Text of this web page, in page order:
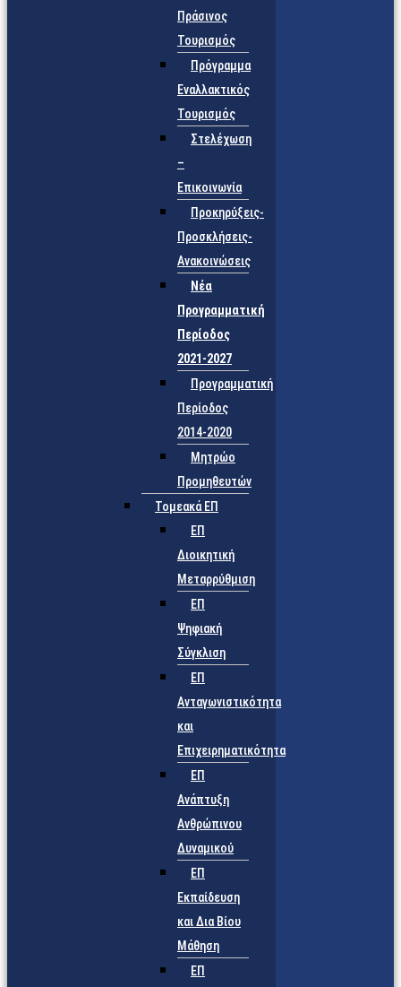
Πράσινος
Τουρισμός
Πρόγραμμα
Εναλλακτικός
Τουρισμός
Στελέχωση
–
Επικοινωνία
Προκηρύξεις-
Προσκλήσεις-
Ανακοινώσεις
Νέα
Προγραμματική
Περίοδος
2021-2027
Προγραμματική
Περίοδος
2014-2020
Μητρώο
Προμηθευτών
Τομεακά ΕΠ
ΕΠ
Διοικητική
Μεταρρύθμιση
ΕΠ
Ψηφιακή
Σύγκλιση
ΕΠ
Ανταγωνιστικότητα
και
Επιχειρηματικότητα
ΕΠ
Ανάπτυξη
Ανθρώπινου
Δυναμικού
ΕΠ
Εκπαίδευση
και Δια Βίου
Μάθηση
ΕΠ